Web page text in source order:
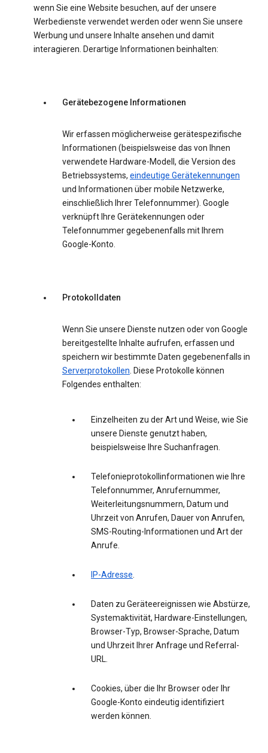
wenn Sie eine Website besuchen, auf der unsere
Werbedienste verwendet werden oder wenn Sie unsere
Werbung und unsere Inhalte ansehen und damit
interagieren. Derartige Informationen beinhalten:
Gerätebezogene Informationen
Wir erfassen möglicherweise gerätespezifische
Informationen (beispielsweise das von Ihnen
verwendete Hardware-Modell, die Version des
Betriebssystems, eindeutige Gerätekennungen
und Informationen über mobile Netzwerke,
einschließlich Ihrer Telefonnummer). Google
verknüpft Ihre Gerätekennungen oder
Telefonnummer gegebenenfalls mit Ihrem
Google-Konto.
Protokolldaten
Wenn Sie unsere Dienste nutzen oder von Google
bereitgestellte Inhalte aufrufen, erfassen und
speichern wir bestimmte Daten gegebenenfalls in
Serverprotokollen. Diese Protokolle können
Folgendes enthalten:
Einzelheiten zu der Art und Weise, wie Sie
unsere Dienste genutzt haben,
beispielsweise Ihre Suchanfragen.
Telefonieprotokollinformationen wie Ihre
Telefonnummer, Anrufernummer,
Weiterleitungsnummern, Datum und
Uhrzeit von Anrufen, Dauer von Anrufen,
SMS-Routing-Informationen und Art der
Anrufe.
IP-Adresse.
Daten zu Geräteereignissen wie Abstürze,
Systemaktivität, Hardware-Einstellungen,
Browser-Typ, Browser-Sprache, Datum
und Uhrzeit Ihrer Anfrage und Referral-
URL.
Cookies, über die Ihr Browser oder Ihr
Google-Konto eindeutig identifiziert
werden können.